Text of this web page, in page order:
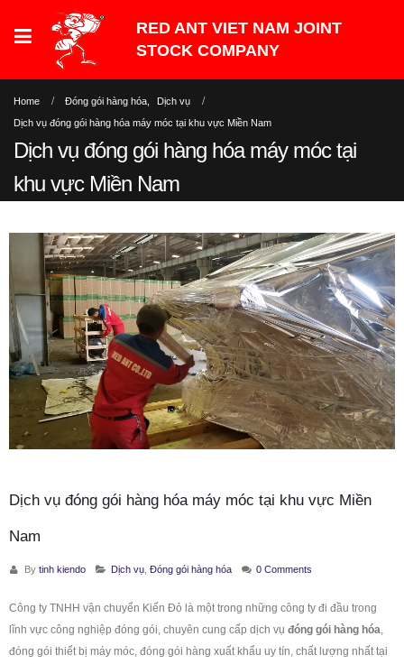
Home Đóng gói hàng hóa
Dịch vụ
Dịch vụ đóng gói hàng hóa máy móc tại khu vực Miền Nam
Dịch vụ đóng gói hàng hóa máy móc tại
khu vực Miền Nam
Dịch vụ đóng gói hàng hóa máy móc tại khu vực Miền
Nam
By tinh kiendo Dịch vụ, Đóng gói hàng hóa 0 Comments
Công ty TNHH vận chuyển Kiến Đỏ là một trong những công ty đi đầu trong
lĩnh vực công nghiệp đóng gói, chuyên cung cấp dịch vụ đóng gói hàng hóa,
đóng gói thiết bị máy móc, đóng gói hàng xuất khẩu uy tín, chất lượng nhất tại